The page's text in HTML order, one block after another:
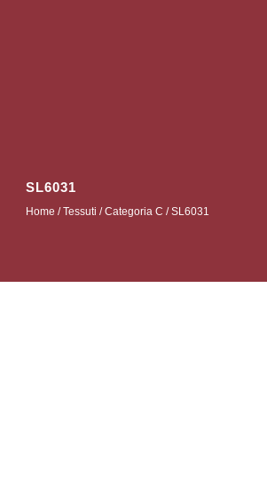
SL6031
Home /Tessuti /Categoria C / SL6031